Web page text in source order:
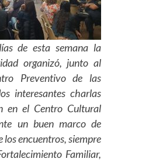
de esta semana la
organizó, junto al
Preventivo de las
interesantes charlas
en el Centro Cultural
un buen marco de
los encuentros, siempre
Familiar,